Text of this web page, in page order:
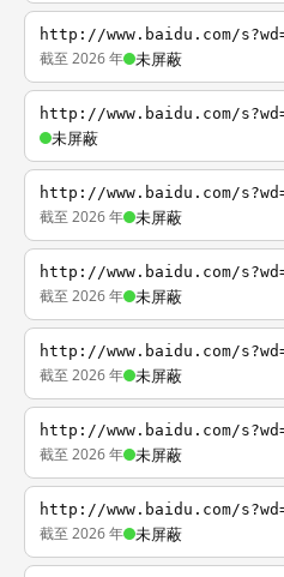
http://www.baidu.com/
截至 2026 年 未屏蔽
http://www.baidu.com/
未屏蔽
http://www.baidu.com/
截至 2026 年 未屏蔽
http://www.baidu.com/
截至 2026 年 未屏蔽
http://www.baidu.com/
截至 2026 年 未屏蔽
http://www.baidu.com/
截至 2026 年 未屏蔽
http://www.baidu.com/
截至 2026 年 未屏蔽